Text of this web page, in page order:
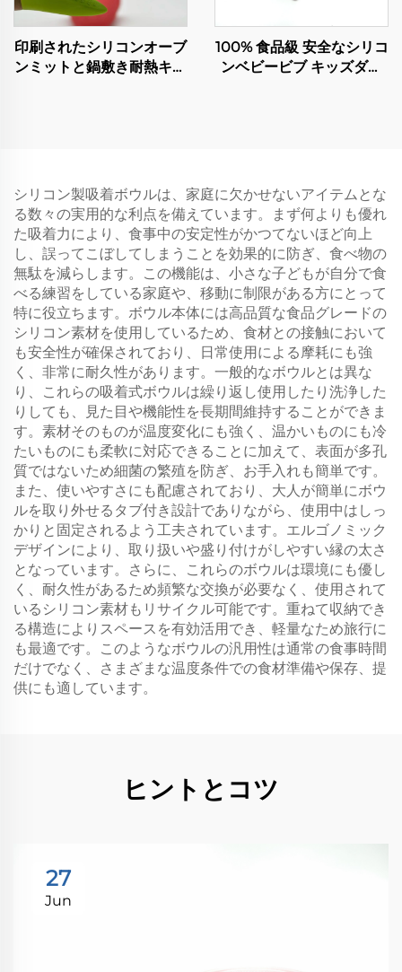
印刷されたシリコンオーブ
ンミットと鍋敷き耐熱キッ
100% 食品級 安全なシリコ
ンベビービブ キッズダイ
シリコン製吸着ボウルは、家庭に欠かせないアイテムとな
る数々の実用的な利点を備えています。まず何よりも優れ
た吸着力により、食事中の安定性がかつてないほど向上
し、誤ってこぼしてしまうことを効果的に防ぎ、食べ物の
無駄を減らします。この機能は、小さな子どもが自分で食
べる練習をしている家庭や、移動に制限がある方にとって
特に役立ちます。ボウル本体には高品質な食品グレードの
シリコン素材を使用しているため、食材との接触において
も安全性が確保されており、日常使用による摩耗にも強
く、非常に耐久性があります。一般的なボウルとは異な
り、これらの吸着式ボウルは繰り返し使用したり洗浄した
りしても、見た目や機能性を長期間維持することができま
す。素材そのものが温度変化にも強く、温かいものにも冷
たいものにも柔軟に対応できることに加えて、表面が多孔
質ではないため細菌の繁殖を防ぎ、お手入れも簡単です。
また、使いやすさにも配慮されており、大人が簡単にボウ
ルを取り外せるタブ付き設計でありながら、使用中はしっ
かりと固定されるよう工夫されています。エルゴノミック
デザインにより、取り扱いや盛り付けがしやすい縁の太さ
となっています。さらに、これらのボウルは環境にも優し
く、耐久性があるため頻繁な交換が必要なく、使用されて
いるシリコン素材もリサイクル可能です。重ねて収納でき
る構造によりスペースを有効活用でき、軽量なため旅行に
も最適です。このようなボウルの汎用性は通常の食事時間
だけでなく、さまざまな温度条件での食材準備や保存、提
供にも適しています。
ヒントとコツ
27
Jun